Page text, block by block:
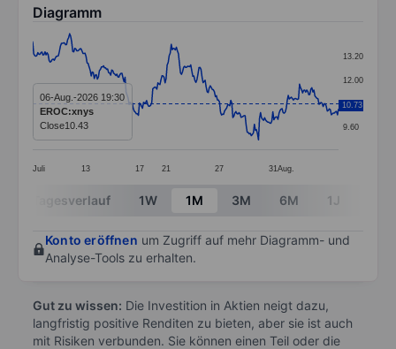
Diagramm
Line chart with 299 data points.
The chart has 1 X axis displaying categories.
The chart has 1 Y axis displaying values. Data
Juli 13 17 21 27 31 Aug.
9.60
10.80
12.00
13.20
10.73
06-Aug.-2026 19:30
EROC:xnys
Close10.43
End of interactive chart.
Tagesverlauf 1W 1M 3M 6M 1J
Konto eröffnen um Zugriff auf mehr Diagramm- und
Analyse-Tools zu erhalten.
Gut zu wissen: Die Investition in Aktien neigt dazu,
langfristig positive Renditen zu bieten, aber sie ist auch
mit Risiken verbunden. Sie können einen Teil oder die